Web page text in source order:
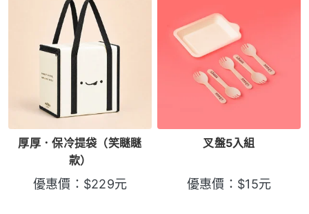
厚厚．保冷提袋（笑瞇瞇
款）
優惠價： $229元
叉盤5入組
優惠價： $15元